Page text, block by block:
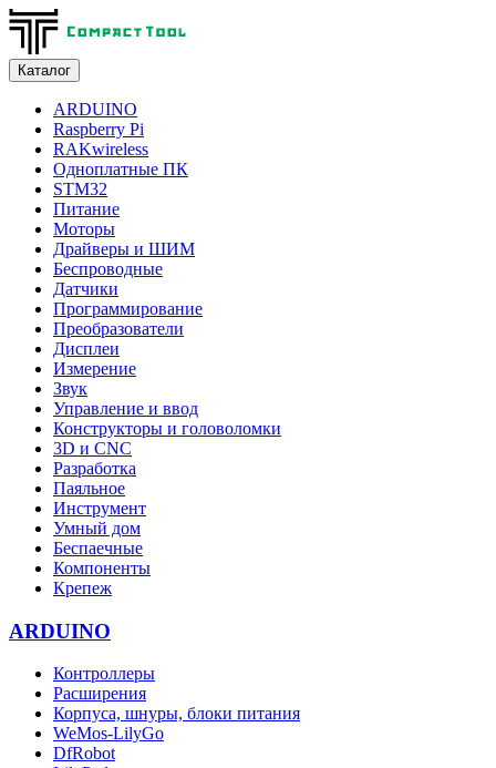
Каталог
ARDUINO
Raspberry Pi
RAKwireless
Одноплатные ПК
STM32
Питание
Моторы
Драйверы и ШИМ
Беспроводные
Датчики
Программирование
Преобразователи
Дисплеи
Измерение
Звук
Управление и ввод
Конструкторы и головоломки
3D и CNC
Разработка
Паяльное
Инструмент
Умный дом
Беспаечные
Компоненты
Крепеж
ARDUINO
Контроллеры
Расширения
Корпуса, шнуры, блоки питания
WeMos-LilyGo
DfRobot